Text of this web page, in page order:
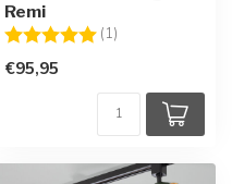
Remi
Beoordeling: (1)
€95,95